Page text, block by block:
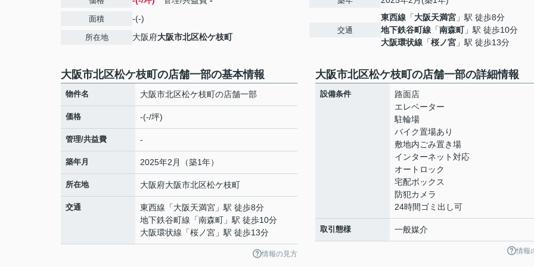
面積 -(-)
所在地 大阪府大阪市北区松ケ枝町
交通
東西線 「大阪天満宮 」駅 徒歩8分
地下鉄谷町線 「南森町」駅 徒歩10分
大阪環状線 「桜ノ宮 」駅 徒歩13分
大阪市北区松ケ枝町の店舗一部の基本情報
物件名 大阪市北区松ケ枝町の店舗一部
価格 -(-/坪)
管理/共益費 -
築年月 2025年2月（築1年）
所在地 大阪府大阪市北区松ケ枝町
交通 東西線 「大阪天満宮 」駅 徒歩8分
地下鉄谷町線 「南森町 」駅 徒歩10分
大阪環状線 「桜ノ宮 」駅 徒歩13分
情報の見方
大阪市北区松ケ枝町の店舗一部の詳細情報
設備条件
路面店
エレベーター
駐輪場
バイク置場あり
敷地内ごみ置き場
インターネット対応
オートロック
宅配ボックス
防犯カメラ
24時間ゴミ出し可
取引態様 一般媒介
情報